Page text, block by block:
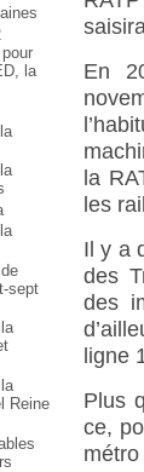
la
sept
Reine
En
la
les
Il y a
des
des
ligne
Plus
ce,